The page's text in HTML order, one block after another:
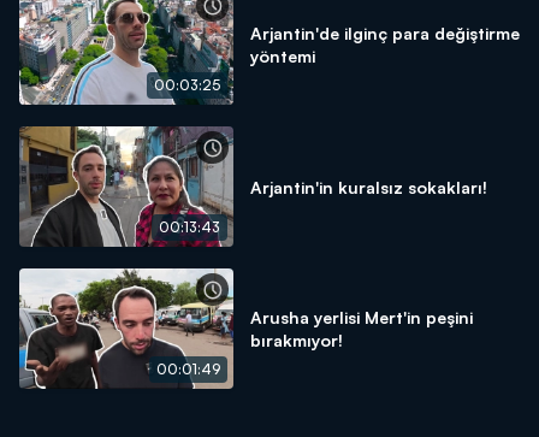
00:03:25
Arjantin'de ilginç para değiştirme
yöntemi
00:13:43
Arjantin'in kuralsız sokakları!
00:01:49
Arusha yerlisi Mert'in peşini
bırakmıyor!